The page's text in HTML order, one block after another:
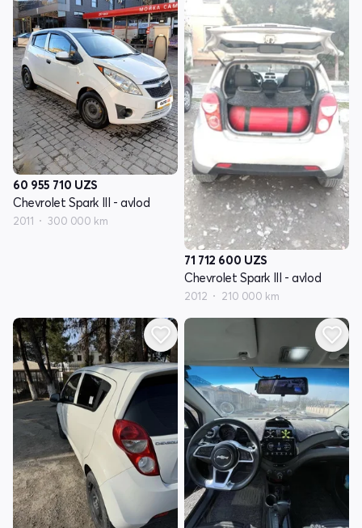
60 955 710 UZS
Chevrolet Spark III - avlod
2011 300 000 km
71 712 600 UZS
Chevrolet Spark III - avlod
2012 210 000 km